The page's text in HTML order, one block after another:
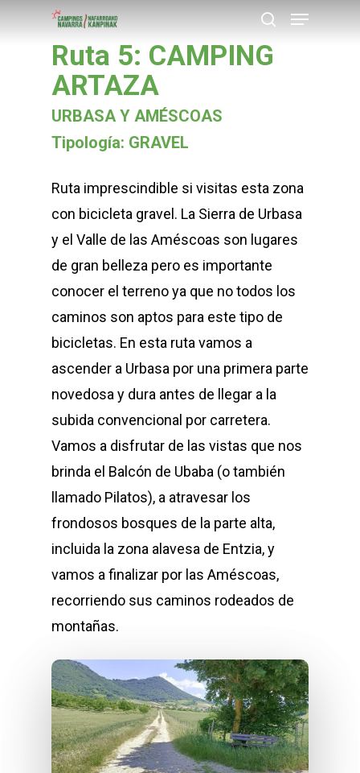
Menu
Ruta 5: CAMPING
ARTAZA
URBASA Y AMÉSCOAS
Tipología: GRAVEL
Ruta imprescindible si visitas esta zona
con bicicleta gravel. La Sierra de Urbasa
y el Valle de las Améscoas son lugares
de gran belleza pero es importante
conocer el terreno ya que no todos los
caminos son aptos para este tipo de
bicicletas. En esta ruta vamos a
ascender a Urbasa por una primera parte
novedosa y dura antes de llegar a la
subida convencional por carretera.
Vamos a disfrutar de las vistas que nos
brinda el Balcón de Ubaba (o también
llamado Pilatos), a atravesar los
frondosos bosques de la parte alta,
incluida la zona alavesa de Entzia, y
vamos a finalizar por las Améscoas,
recorriendo sus caminos rodeados de
montañas.